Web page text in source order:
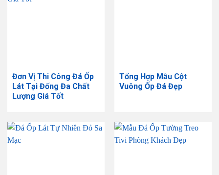
Đơn Vị Thi Công Đá Ốp
Lát Tại Đống Đa Chất
Lượng Giá Tốt
Tổng Hợp Mẫu Cột
Vuông Ốp Đá Đẹp